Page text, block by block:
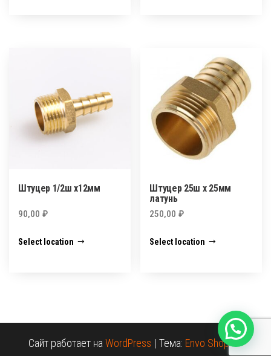
Штуцер 1/2ш х12мм
90,00 ₽
Select location
Штуцер 25ш х 25мм
латунь
250,00₽
Select location
Сайт работает наWordPress | Тема: Envo Shopper